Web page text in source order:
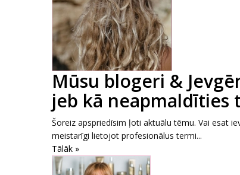
Mūsu blogeri &
jeb kā neapmaldīties
Šoreiz apspriedīsim ļoti aktuālu tēmu. Vai esat
meistarīgi lietojot profesionālus termi...
Tālāk »